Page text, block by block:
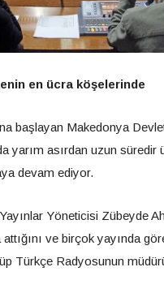
en ücra köşelerinde
başlayan Makedonya
yarım asırdan uzun süredir
devam ediyor.
Yöneticisi Zübeyde
attığını ve birçok yayında
Türkçe Radyosunun